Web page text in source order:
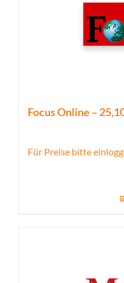
Focus Online –
Für Preise bitte